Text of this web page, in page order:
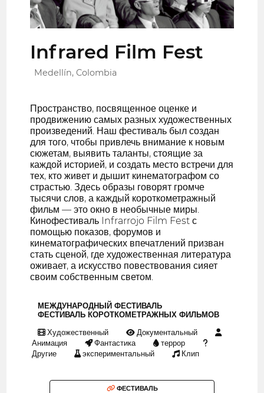
Infrared Film Fest
Medellín, Colombia
Пространство, посвященное оценке и
продвижению самых разных художественных
произведений. Наш фестиваль был создан
для того, чтобы привлечь внимание к новым
сюжетам, выявить таланты, стоящие за
каждой историей, и создать место встречи для
тех, кто живет и дышит кинематографом со
страстью. Здесь образы говорят громче
тысячи слов, а каждый короткометражный
фильм — это окно в необычные миры.
Кинофестиваль Infrarrojo Film Fest с
помощью показов, форумов и
кинематографических впечатлений призван
стать сценой, где художественная литература
оживает, а искусство повествования сияет
своим собственным светом.
МЕЖДУНАРОДНЫЙ ФЕСТИВАЛЬ
ФЕСТИВАЛЬ КОРОТКОМЕТРАЖНЫХ ФИЛЬМОВ
Художественный
Документальный
Анимация
Фантастика
террор
Другие
экспериментальный Клип
ФЕСТИВАЛЬ